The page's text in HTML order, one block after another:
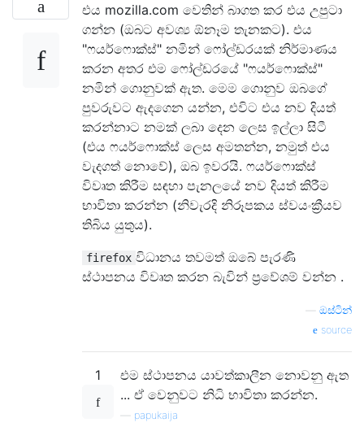
එය mozilla.com වෙතින් බාගත කර එය උපුටා
ගන්න (ඔබට අවශ්‍ය ඕනෑම තැනකට). එය
"ෆයර්ෆොක්ස්" නමින් ෆෝල්ඩරයක් නිර්මාණය
කරන අතර එම ෆෝල්ඩරයේ "ෆයර්ෆොක්ස්"
නමින් ගොනුවක් ඇත. මෙම ගොනුව ඔබගේ
පුවරුවට ඇදගෙන යන්න, එවිට එය නව දියත්
කරන්නාට නමක් ලබා දෙන ලෙස ඉල්ලා සිටී
(එය ෆයර්ෆොක්ස් ලෙස අමතන්න, නමුත් එය
වැදගත් නොවේ), ඔබ ඉවරයි. ෆයර්ෆොක්ස්
විවෘත කිරීම සඳහා පැනලයේ නව දියත් කිරීම
භාවිතා කරන්න (නිවැරදි නිරූපකය ස්වයංක්‍රීයව
තිබිය යුතුය).
firefox විධානය තවමත් ඔබේ පැරණි
ස්ථාපනය විවෘත කරන බැවින් ප්‍රවේශම් වන්න .
ඔස්ටින්
source
1
එම ස්ථාපනය යාවත්කාලීන නොවනු ඇත
... ඒ වෙනුවට නිධි භාවිතා කරන්න.
papukaija